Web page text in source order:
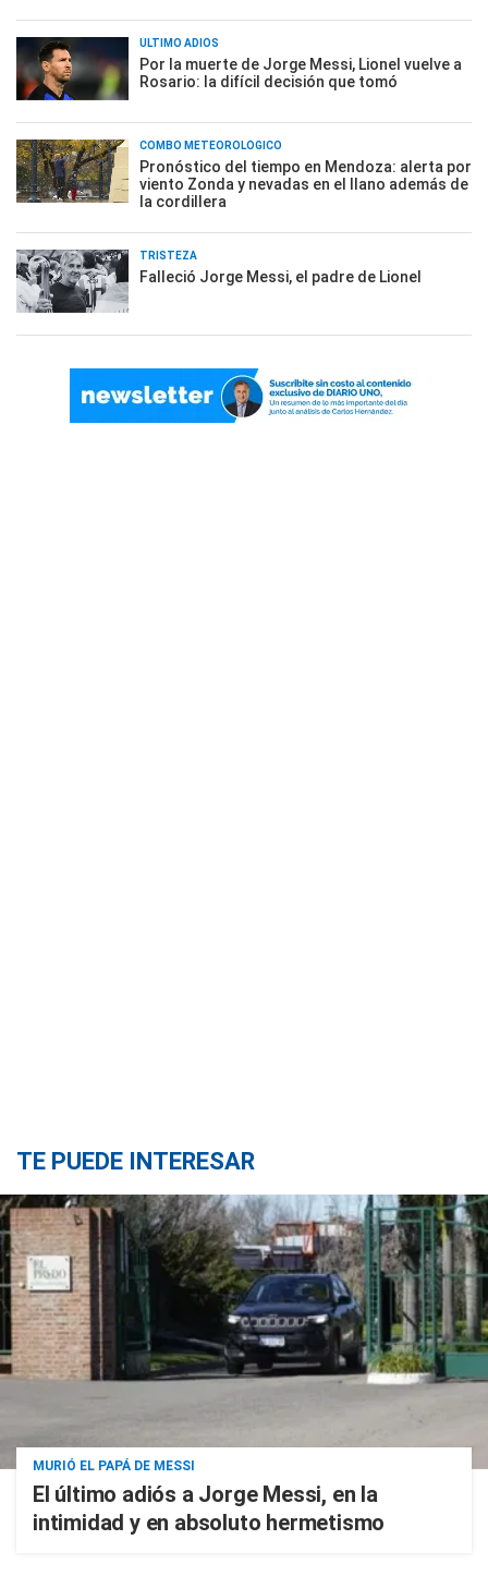
ÚLTIMO ADIÓS
Por la muerte de Jorge Messi, Lionel vuelve a
Rosario: la difícil decisión que tomó
COMBO METEOROLÓGICO
Pronóstico del tiempo en Mendoza: alerta por
viento Zonda y nevadas en el llano además de
la cordillera
TRISTEZA
Falleció Jorge Messi, el padre de Lionel
TE PUEDE INTERESAR
MURIÓ EL PAPÁ DE MESSI
El último adiós a Jorge Messi, en la
intimidad y en absoluto hermetismo